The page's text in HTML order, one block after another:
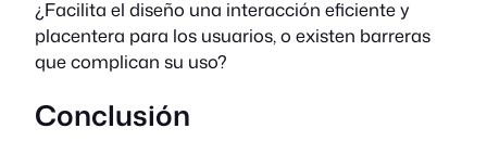
¿Facilita el diseño una interacción eficiente y
placentera para los usuarios, o existen barreras
que complican su uso?
Conclusión